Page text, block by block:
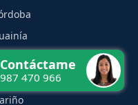
Contáctame
987 470 966